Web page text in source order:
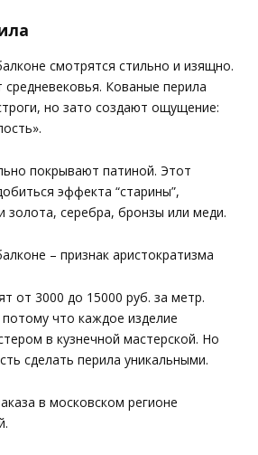
смотрятся стильно и изящно.
Кованые перила
но зато создают ощущение:
покрывают патиной. Этот
эффекта “старины”,
золота, серебра, бронзы или меди.
– признак аристократизма
от 3000 до 15000 руб. за метр.
что каждое изделие
в кузнечной мастерской. Но
сделать перила уникальными.
в московском регионе